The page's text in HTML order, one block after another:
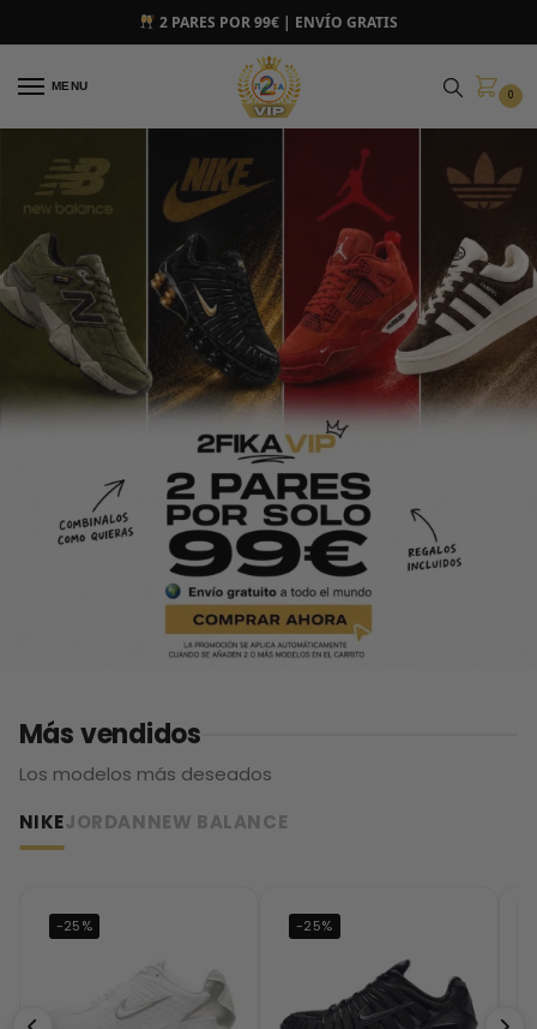
2 PARES POR 99€ | ENVÍO GRATIS
MENU
0
Más vendidos
Los modelos más deseados
NIKEJORDANNEW BALANCE
-25% -25%